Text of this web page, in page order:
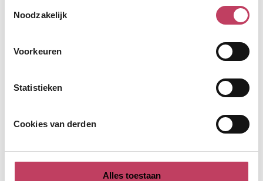
Noodzakelijk
Voorkeuren
Statistieken
Cookies van derden
Alles toestaan
Indienen met uw account
Wachtwoord*